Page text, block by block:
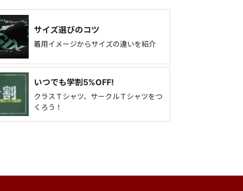
サイズ選びのコツ
着用イメージからサイズの違いを紹介
いつでも学割5%OFF!
クラスＴシャツ、サークルＴシャツをつ
くろう！